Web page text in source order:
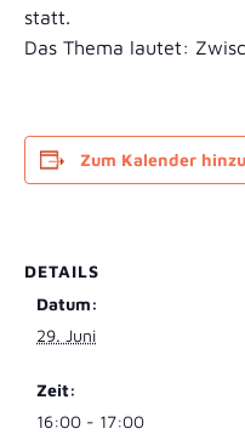
statt.
Das Thema lautet:
Zum Kalender
DETAILS
Datum:
29. Juni
Zeit:
16:00 - 17:00